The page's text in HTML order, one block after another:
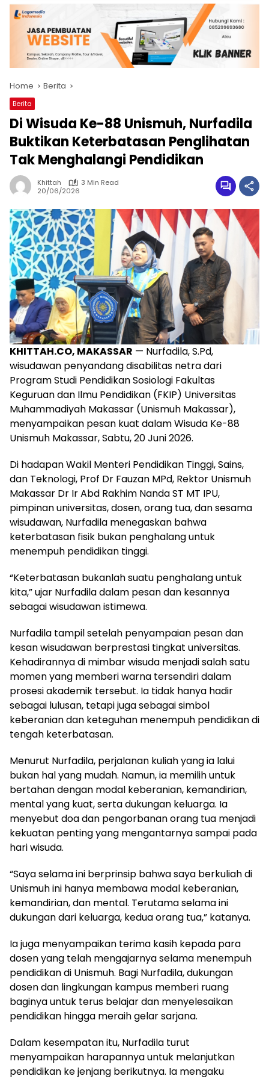
Home Berita
Berita
Di Wisuda Ke-88 Unismuh, Nurfadila
Buktikan Keterbatasan Penglihatan
Tak Menghalangi Pendidikan
Khittah
3 Min Read
20/06/2026
KHITTAH.CO, MAKASSAR — Nurfadila, S.Pd,
wisudawan penyandang disabilitas netra dari
Program Studi Pendidikan Sosiologi Fakultas
Keguruan dan Ilmu Pendidikan (FKIP) Universitas
Muhammadiyah Makassar (Unismuh Makassar),
menyampaikan pesan kuat dalam Wisuda Ke-88
Unismuh Makassar, Sabtu, 20 Juni 2026.
Di hadapan Wakil Menteri Pendidikan Tinggi, Sains,
dan Teknologi, Prof Dr Fauzan MPd, Rektor Unismuh
Makassar Dr Ir Abd Rakhim Nanda ST MT IPU,
pimpinan universitas, dosen, orang tua, dan sesama
wisudawan, Nurfadila menegaskan bahwa
keterbatasan fisik bukan penghalang untuk
menempuh pendidikan tinggi.
“Keterbatasan bukanlah suatu penghalang untuk
kita,” ujar Nurfadila dalam pesan dan kesannya
sebagai wisudawan istimewa.
Nurfadila tampil setelah penyampaian pesan dan
kesan wisudawan berprestasi tingkat universitas.
Kehadirannya di mimbar wisuda menjadi salah satu
momen yang memberi warna tersendiri dalam
prosesi akademik tersebut. Ia tidak hanya hadir
sebagai lulusan, tetapi juga sebagai simbol
keberanian dan keteguhan menempuh pendidikan di
tengah keterbatasan.
Menurut Nurfadila, perjalanan kuliah yang ia lalui
bukan hal yang mudah. Namun, ia memilih untuk
bertahan dengan modal keberanian, kemandirian,
mental yang kuat, serta dukungan keluarga. Ia
menyebut doa dan pengorbanan orang tua menjadi
kekuatan penting yang mengantarnya sampai pada
hari wisuda.
“Saya selama ini berprinsip bahwa saya berkuliah di
Unismuh ini hanya membawa modal keberanian,
kemandirian, dan mental. Terutama selama ini
dukungan dari keluarga, kedua orang tua,” katanya.
Ia juga menyampaikan terima kasih kepada para
dosen yang telah mengajarnya selama menempuh
pendidikan di Unismuh. Bagi Nurfadila, dukungan
dosen dan lingkungan kampus memberi ruang
baginya untuk terus belajar dan menyelesaikan
pendidikan hingga meraih gelar sarjana.
Dalam kesempatan itu, Nurfadila turut
menyampaikan harapannya untuk melanjutkan
pendidikan ke jenjang berikutnya. Ia mengaku